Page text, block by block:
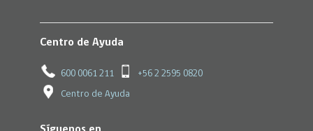
Centro de Ayuda
600 0061 211 +56 2 2595 0820
Centro de Ayuda